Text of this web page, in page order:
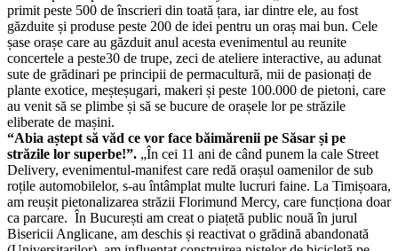
primit peste 500 de înscrieri din toată țara, iar dintre ele, au fost
găzduite și produse peste 200 de idei pentru un oraș mai bun. Cele
șase orașe care au găzduit anul acesta evenimentul au reunite
concertele a peste30 de trupe, zeci de ateliere interactive, au adunat
sute de grădinari pe principii de permacultură, mii de pasionați de
plante exotice, meșteșugari, makeri și peste 100.000 de pietoni, care
au venit să se plimbe și să se bucure de orașele lor pe străzile
eliberate de mașini.
“Abia aștept să văd ce vor face băimărenii pe Săsar și pe
străzile lor superbe!”. „În cei 11 ani de când punem la cale Street
Delivery, evenimentul-manifest care redă orașul oamenilor de sub
roțile automobilelor, s-au întâmplat multe lucruri faine. La Timișoara,
am reușit pietonalizarea străzii Florimund Mercy, care funcționa doar
ca parcare. În București am creat o piațetă public nouă în jurul
Bisericii Anglicane, am deschis și reactivat o grădină abandonată